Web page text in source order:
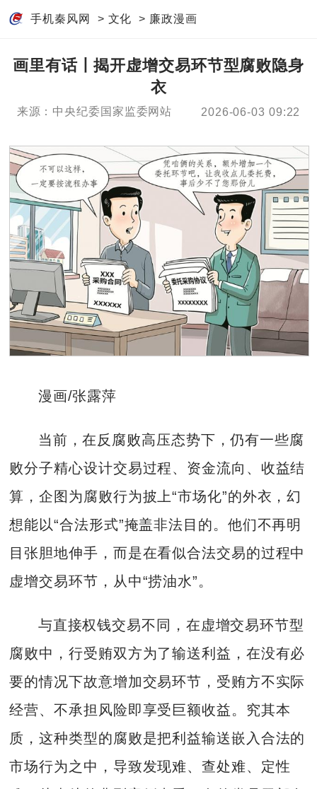
手机秦风网 > 文化 > 廉政漫画
画里有话丨揭开虚增交易环节型腐败隐身
衣
来源：中央纪委国家监委网站 2026-06-03 09:22
漫画/张露萍
当前，在反腐败高压态势下，仍有一些腐
败分子精心设计交易过程、资金流向、收益结
算，企图为腐败行为披上“市场化”的外衣，幻
想能以“合法形式”掩盖非法目的。他们不再明
目张胆地伸手，而是在看似合法交易的过程中
虚增交易环节，从中“捞油水”。
与直接权钱交易不同，在虚增交易环节型
腐败中，行受贿双方为了输送利益，在没有必
要的情况下故意增加交易环节，受贿方不实际
经营、不承担风险即享受巨额收益。究其本
质，这种类型的腐败是把利益输送嵌入合法的
市场行为之中，导致发现难、查处难、定性